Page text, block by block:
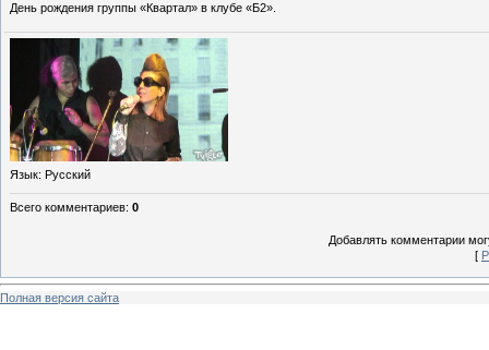
День рождения группы «Квартал» в клубе «Б2».
Язык: Русский
Всего комментариев: 0
Добавлять комментарии
[
Полная версия сайта